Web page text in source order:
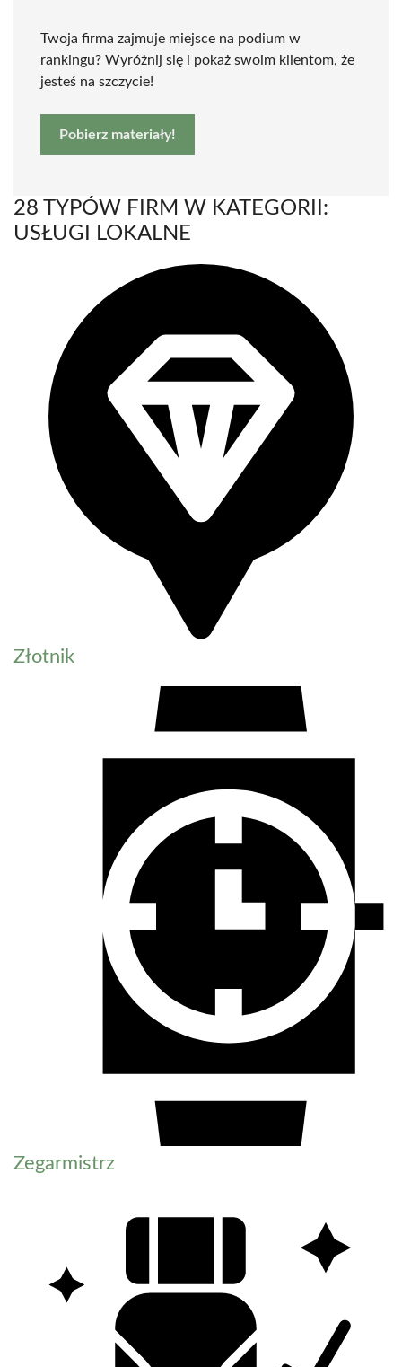
Twoja firma zajmuje miejsce na podium w
rankingu? Wyróżnij się i pokaż swoim klientom, że
jesteś na szczycie!
Pobierz materiały!
28 TYPÓW FIRM W KATEGORII:
USŁUGI LOKALNE
Złotnik
Zegarmistrz